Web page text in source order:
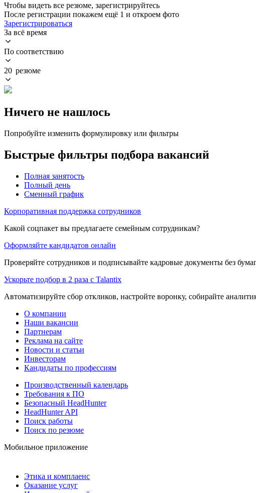
Чтобы видеть все резюме, зарегистрируйтесь
После регистрации покажем ещё 1 и откроем фото
Зарегистрироваться
За всё время
По соответствию
20 резюме
Ничего не нашлось
Попробуйте изменить формулировку или фильтры
Быстрые фильтры подбора вакансий
Полная занятость
Полный день
Сменный график
Корпоративная поддержка сотрудников
Какой соцпакет вы предлагаете семейным сотрудникам?
Оформляйте кандидатов онлайн
Проверяйте сотрудников и подписывайте кадровые документы без
Ускорьте подбор в 2 раза с Talantix
Автоматизируйте сбор откликов, настройте воронку, собирайте
О компании
Наши вакансии
Партнерам
Реклама на сайте
Новости и статьи
Инвесторам
Кандидаты по профессиям
Производственный календарь
Требования к ПО
Безопасный HeadHunter
HeadHunter API
Поиск работы
Поиск по резюме
Мобильное приложение
Этика и комплаенс
Оказание услуг